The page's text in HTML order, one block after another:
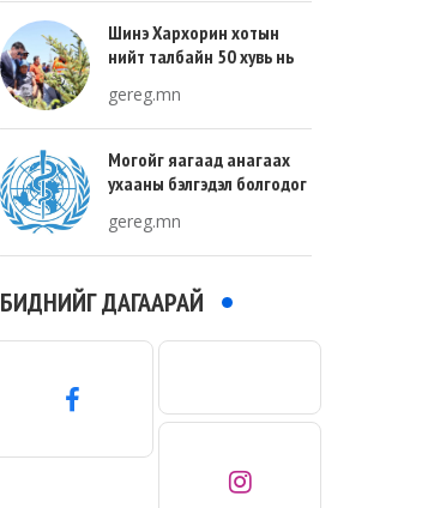
Шинэ Хархорин хотын
нийт талбайн 50 хувь нь
хувь нь барилгажих
талбай, 20 хувь нь авто
зам байна
gereg.mn
Могойг яагаад анагаах
ухааны бэлгэдэл болгодог
gereg.mn
БИДНИЙГ ДАГААРАЙ